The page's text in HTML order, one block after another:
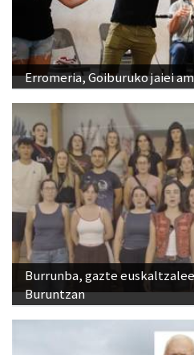
Erromeria, Goiburuko jaiei
Burrunba, gazte
Buruntzan